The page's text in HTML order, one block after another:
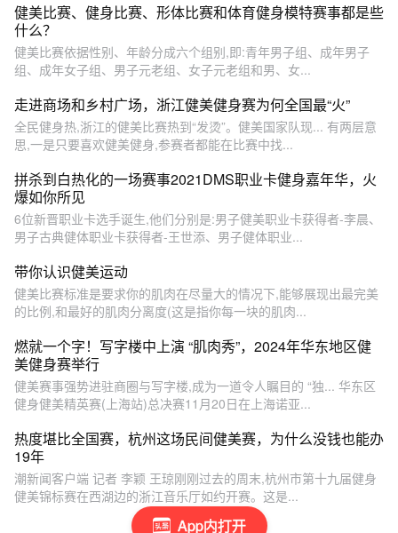
App内打开
健美比赛、健身比赛、形体比赛和体育健身模特赛事都是些
什么？
健美比赛依据性别、年龄分成六个组别,即:青年男子组、成年男子
组、成年女子组、男子元老组、女子元老组和男、女...
走进商场和乡村广场，浙江健美健身赛为何全国最“火”
全民健身热,浙江的健美比赛热到“发烫”。健美国家队现... 有两层意
思,一是只要喜欢健美健身,参赛者都能在比赛中找...
拼杀到白热化的一场赛事2021DMS职业卡健身嘉年华，火
爆如你所见
6位新晋职业卡选手诞生,他们分别是:男子健美职业卡获得者-李晨、
男子古典健体职业卡获得者-王世添、男子健体职业...
带你认识健美运动
健美比赛标准是要求你的肌肉在尽量大的情况下,能够展现出最完美
的比例,和最好的肌肉分离度(这是指你每一块的肌肉...
燃就一个字！写字楼中上演 “肌肉秀”，2024年华东地区健
美健身赛举行
健美赛事强势进驻商圈与写字楼,成为一道令人瞩目的 “独... 华东区
健身健美精英赛(上海站)总决赛11月20日在上海诺亚...
热度堪比全国赛，杭州这场民间健美赛，为什么没钱也能办
19年
潮新闻客户端 记者 李颖 王琼刚刚过去的周末,杭州市第十九届健身
健美锦标赛在西湖边的浙江音乐厅如约开赛。这是...